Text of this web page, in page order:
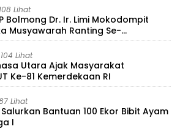
108 Lihat
Bolmong Dr. Ir. Limi Mokodompit
Musyawarah Ranting Se-
104 Lihat
Utara Ajak Masyarakat
Ke-81 Kemerdekaan RI
Lihat
Bantuan 100 Ekor Bibit Ayam
I